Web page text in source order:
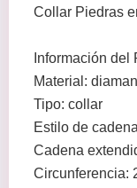
Collar Piedras
Información del
Material:
Tipo: collar
Estilo de
Cadena
Circunferencia: